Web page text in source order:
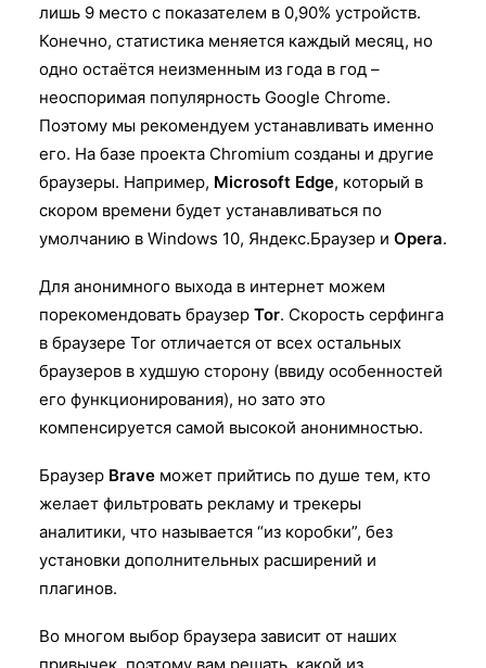
лишь 9 место с показателем в 0,90% устройств.
Конечно, статистика меняется каждый месяц, но
одно остаётся неизменным из года в год –
неоспоримая популярность Google Chrome.
Поэтому мы рекомендуем устанавливать именно
его. На базе проекта Chromium созданы и другие
браузеры. Например, Microsoft Edge, который в
скором времени будет устанавливаться по
умолчанию в Windows 10, Яндекс.Браузер и Opera.
Для анонимного выхода в интернет можем
порекомендовать браузер Tor. Скорость серфинга
в браузере Tor отличается от всех остальных
браузеров в худшую сторону (ввиду особенностей
его функционирования), но зато это
компенсируется самой высокой анонимностью.
Браузер Brave может прийтись по душе тем, кто
желает фильтровать рекламу и трекеры
аналитики, что называется “из коробки”, без
установки дополнительных расширений и
плагинов.
Во многом выбор браузера зависит от наших